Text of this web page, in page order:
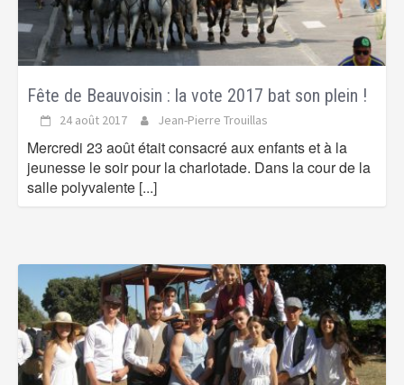
Fête de Beauvoisin : la vote 2017 bat son plein !
24 août 2017 Jean-Pierre Trouillas
Mercredi 23 août était consacré aux enfants et à la
jeunesse le soir pour la charlotade. Dans la cour de la
salle polyvalente [...]